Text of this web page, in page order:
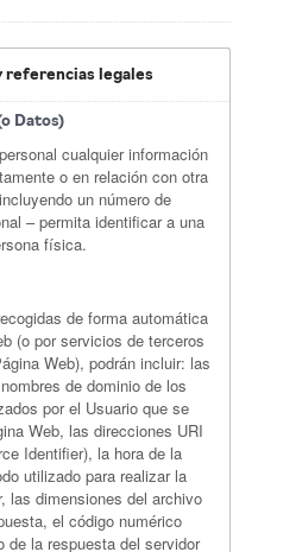
referencias legales
Datos)
cualquier información
o en relación con otra
un número de
– permita identificar a una
física.
de forma automática
(o por servicios de terceros
Web), podrán incluir: las
de dominio de los
por el Usuario que se
Web, las direcciones URI
Identifier), la hora de la
utilizado para realizar la
las dimensiones del archivo
el código numérico
de la respuesta del servidor